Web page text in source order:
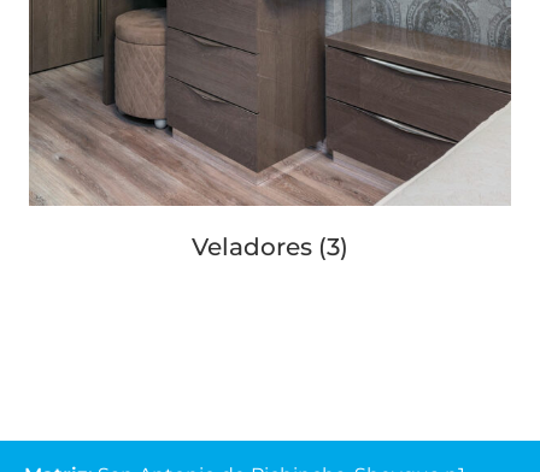
Veladores(3)
Lunes - Viernes(07:30-13:00 y 14:00-18:00)
Sábados (07:30-13:00)